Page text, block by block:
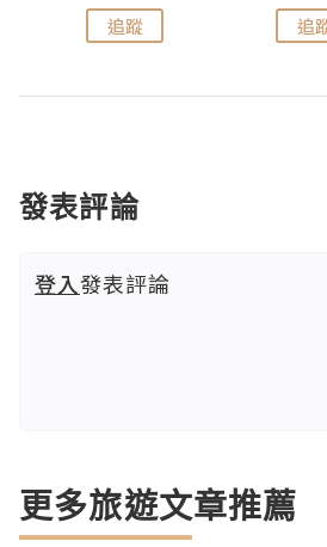
追蹤 追
發表評論
登入發表評論
更多旅遊文章推薦